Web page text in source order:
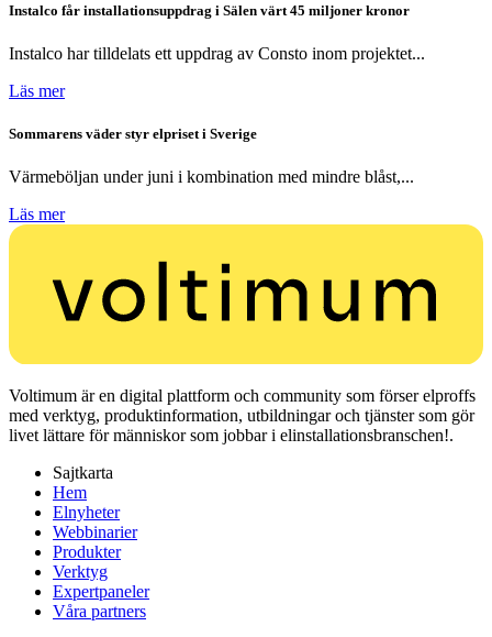
Instalco får installationsuppdrag i Sälen värt 45 miljoner kronor
Instalco har tilldelats ett uppdrag av Consto inom projektet...
Läs mer
Sommarens väder styr elpriset i Sverige
Värmeböljan under juni i kombination med mindre blåst,...
Läs mer
Voltimum är en digital plattform och community som förser elproffs
med verktyg, produktinformation, utbildningar och tjänster som gör
livet lättare för människor som jobbar i elinstallationsbranschen!.
Sajtkarta
Hem
Elnyheter
Webbinarier
Produkter
Verktyg
Expertpaneler
Våra partners